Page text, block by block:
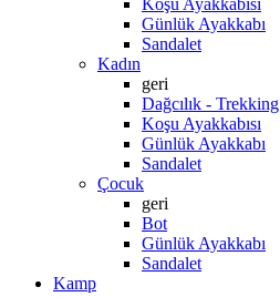
Koşu Ayakkabısı
Günlük Ayakkabı
Sandalet
Kadın
geri
Dağcılık - Trekking
Koşu Ayakkabısı
Günlük Ayakkabı
Sandalet
Çocuk
geri
Bot
Günlük Ayakkabı
Sandalet
Kamp